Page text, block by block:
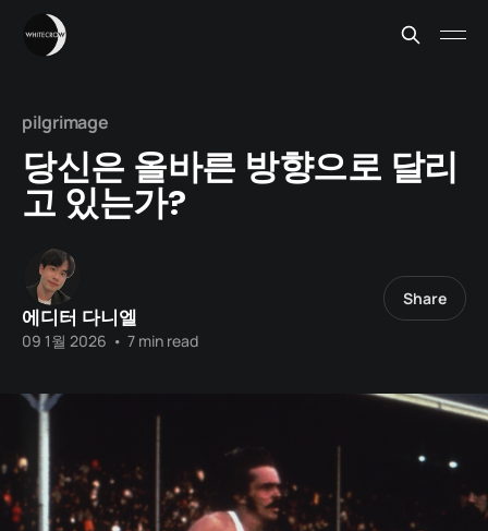
pilgrimage
당신은 올바른 방향으로 달리
고 있는가?
에디터 다니엘
09 1월 2026 • 7 min read
Share